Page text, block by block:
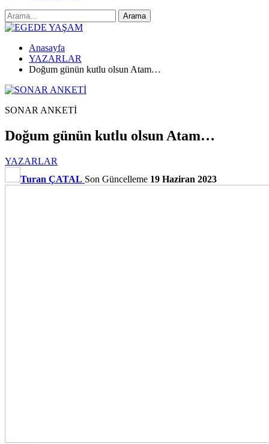
Anasayfa
YAZARLAR
Doğum günün kutlu olsun Atam…
SONAR ANKETİ
Doğum günün kutlu olsun Atam…
YAZARLAR
Turan ÇATAL Son Güncelleme 19 Haziran 2023